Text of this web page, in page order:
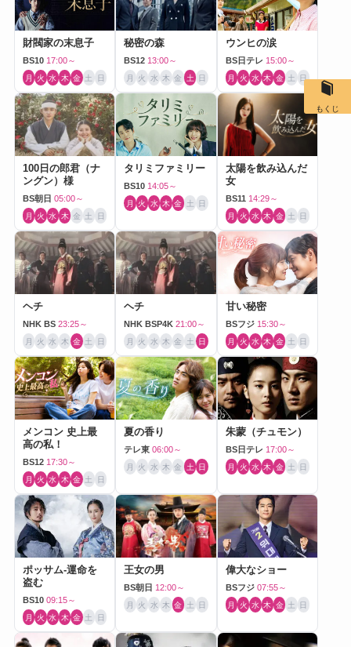
財閥家の末息子
BS10 17:00～
月 火 水 木 金 土 日
秘密の森
BS12 13:00～
月 火 水 木 金 土 日
ウンヒの涙
BS日テレ 15:00～
月 火 水 木 金 土 日
100日の郎君（ナ
ングン）様
BS朝日 05:00～
月 火 水 木 金 土 日
タリミファミリー
BS10 14:05～
月 火 水 木 金 土 日
太陽を飲み込んだ
女
BS11 14:29～
月 火 水 木 金 土 日
ヘチ
NHK BS 23:25～
月 火 水 木 金 土 日
ヘチ
NHK BSP4K 21:00～
月 火 水 木 金 土 日
甘い秘密
BSフジ 15:30～
月 火 水 木 金 土 日
メンコン 史上最
高の私！
BS12 17:30～
月 火 水 木 金 土 日
夏の香り
テレ東 06:00～
月 火 水 木 金 土 日
朱蒙（チュモン）
BS日テレ 17:00～
月 火 水 木 金 土 日
ポッサム-運命を
盗む
BS10 09:15～
月 火 水 木 金 土 日
王女の男
BS朝日 12:00～
月 火 水 木 金 土 日
偉大なショー
BSフジ 07:55～
月 火 水 木 金 土 日
もくじ